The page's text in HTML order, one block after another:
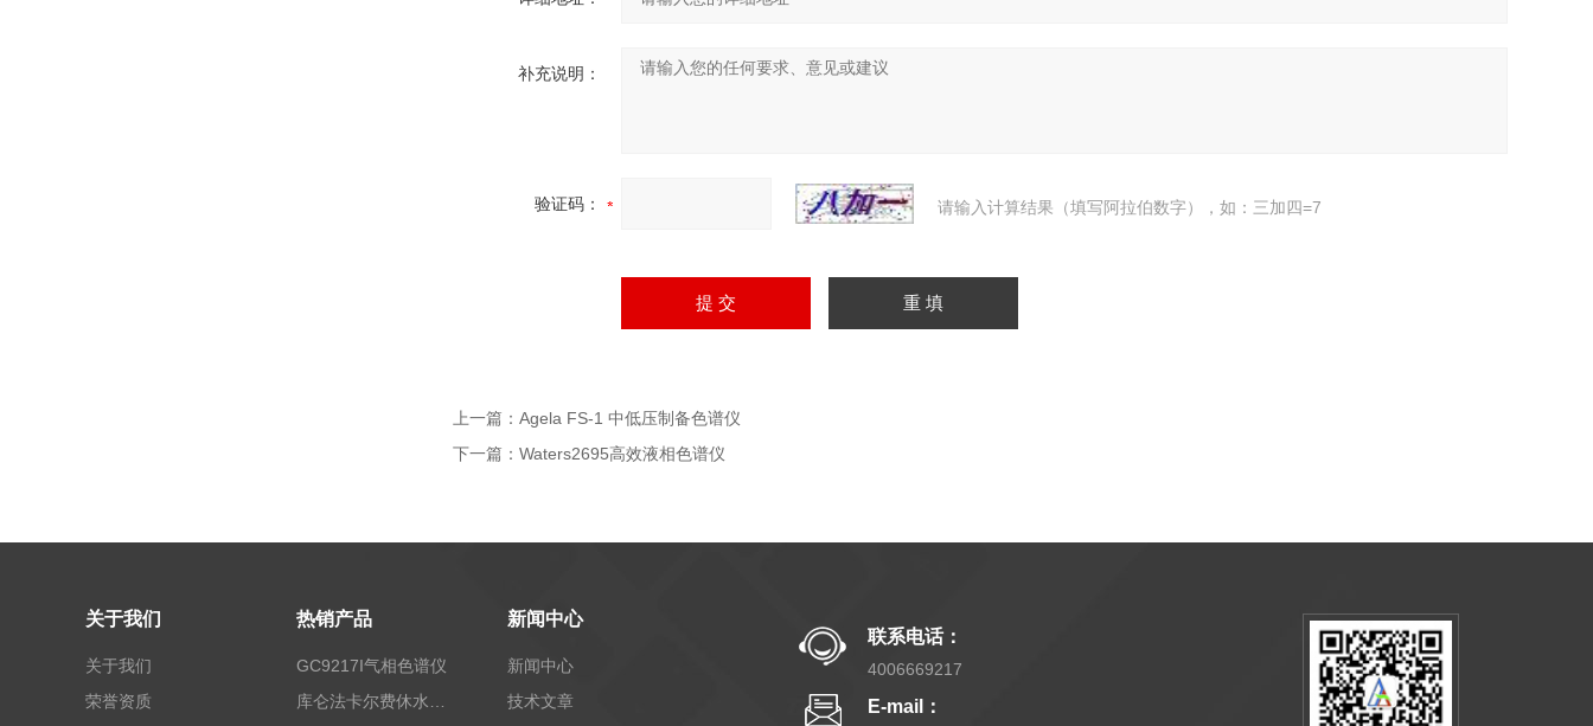
补充说明：
验证码： 请输入计算结果（填写阿拉伯数字），如：三加四=7
上一篇： Agela FS-1 中低压制备色谱仪
下一篇： Waters2695高效液相色谱仪
关于我们
关于我们
荣誉资质
热销产品
GC9217I气相色谱仪
新闻中心
新闻中心
技术文章
联系电话：
4006669217
E-mail：